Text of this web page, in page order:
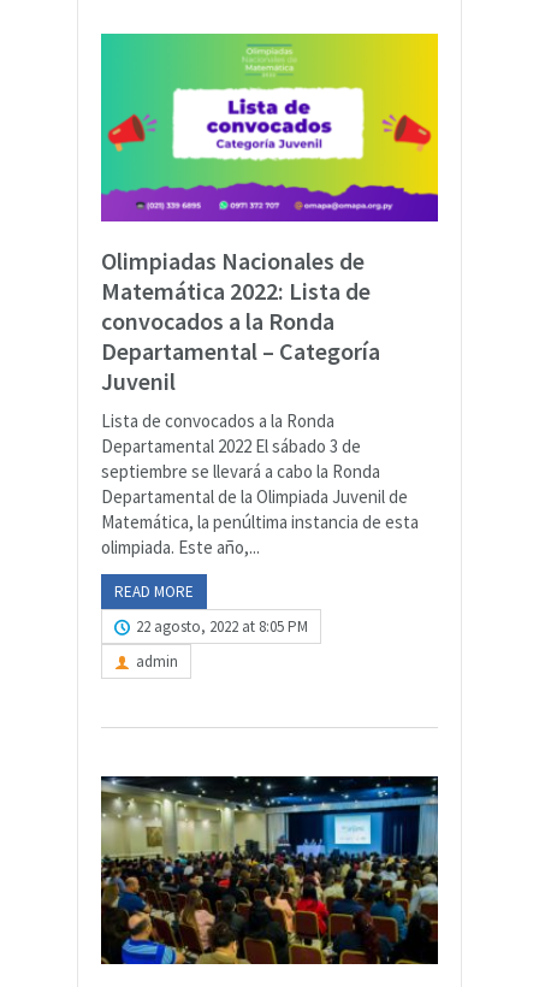
Olimpiadas Nacionales de
Matemática 2022: Lista de
convocados a la Ronda
Departamental – Categoría
Juvenil
Lista de convocados a la Ronda
Departamental 2022 El sábado 3 de
septiembre se llevará a cabo la Ronda
Departamental de la Olimpiada Juvenil de
Matemática, la penúltima instancia de esta
olimpiada. Este año,...
READ MORE
22 agosto, 2022 at 8:05 PM
admin